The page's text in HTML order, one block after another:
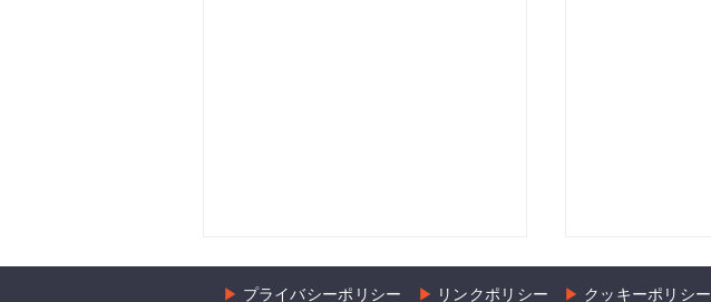
▶︎ プライバシーポリシー ▶︎ リンクポリシー ▶︎ クッキーポリシー